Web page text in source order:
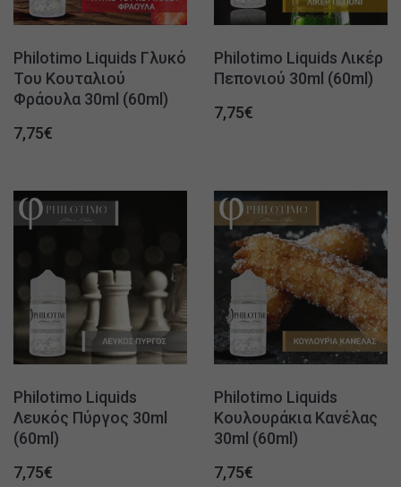
Philotimo Liquids Γλυκό
Του Κουταλιού
Φράουλα 30ml (60ml)
7,75€
Philotimo Liquids Λικέρ
Πεπονιού 30ml (60ml)
7,75€
Philotimo Liquids
Λευκός Πύργος 30ml
(60ml)
7,75€
Philotimo Liquids
Κουλουράκια Κανέλας
30ml (60ml)
7,75€